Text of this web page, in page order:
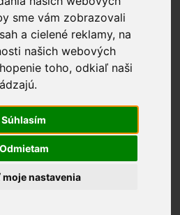
sme vám zobrazovali
a cielené reklamy, na
našich webových
toho, odkiaľ naši
Súhlasím
Odmietam
nastavenia
Pozemky
Komerčné priestory
Hľadáme pre klientov
Predané
Naše služby